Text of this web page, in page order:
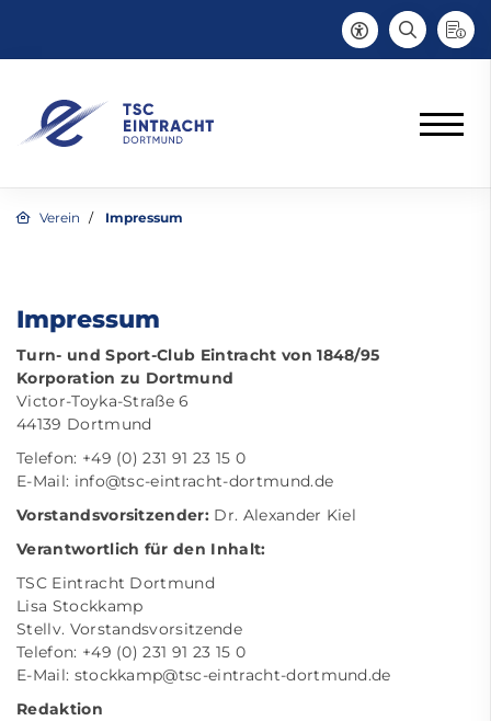
Verein Impressum
Impressum
Turn- und Sport-Club Eintracht von 1848/95
Korporation zu Dortmund
Victor-Toyka-Straße 6
44139 Dortmund
Telefon: +49 (0) 231 91 23 15 0
E-Mail: info@tsc-eintracht-dortmund.de
Vorstandsvorsitzender: Dr. Alexander Kiel
Verantwortlich für den Inhalt:
TSC Eintracht Dortmund
Lisa Stockkamp
Stellv. Vorstandsvorsitzende
Telefon: +49 (0) 231 91 23 15 0
E-Mail: stockkamp@tsc-eintracht-dortmund.de
Redaktion